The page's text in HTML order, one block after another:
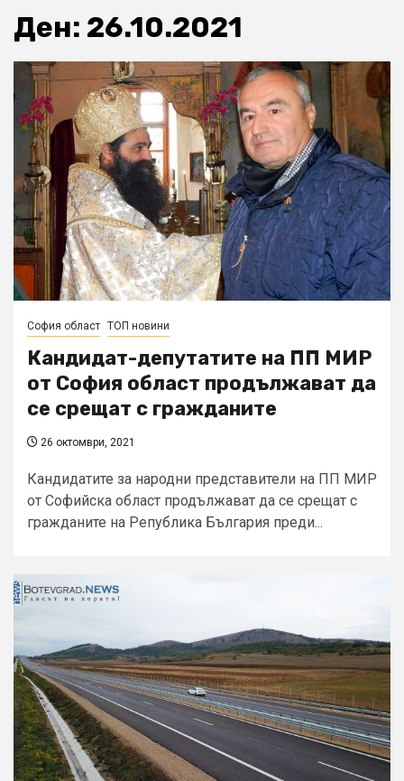
Ден: 26.10.2021
София област ТОП новини
Кандидат-депутатите на ПП МИР
от София област продължават да
се срещат с гражданите
26 октомври, 2021
Кандидатите за народни представители на ПП МИР
от Софийска област продължават да се срещат с
гражданите на Република България преди...